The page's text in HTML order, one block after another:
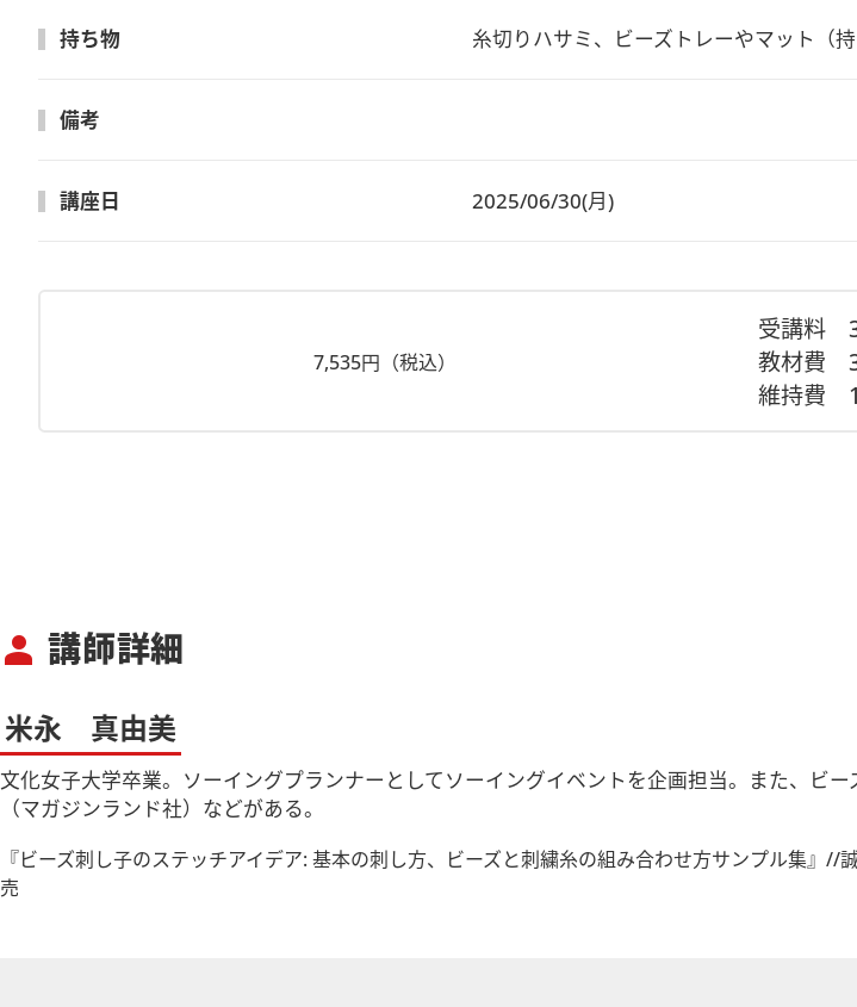
持ち物 糸切りハサミ、ビーズトレーやマット（
備考
講座日 2025/06/30(月)
7,535円（税込）
受講料
教材費
維持費
person 講師詳細
米永 真由美
文化女子大学卒業。ソーイングプランナーとしてソーイングイベントを企画担当。また、ビ
（マガジンランド社）などがある。
『ビーズ刺し子のステッチアイデア: 基本の刺し方、ビーズと刺繍糸の組み合わせ方サンプル集
売